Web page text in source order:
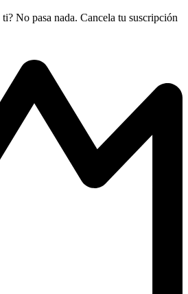
ti? No pasa nada. Cancela tu suscripción